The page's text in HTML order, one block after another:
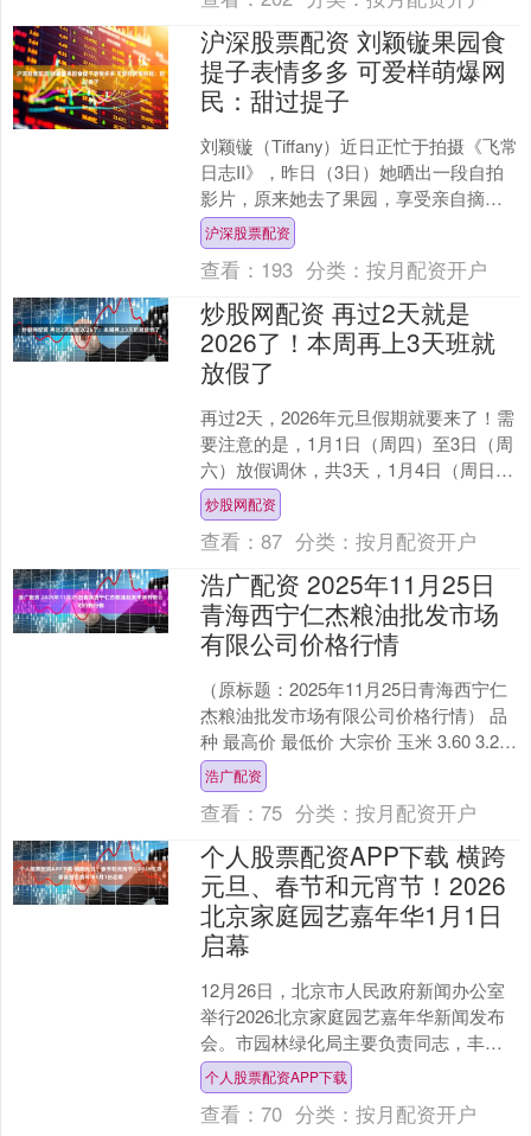
沪深股票配资 刘颖镟果园食
提子表情多多 可爱样萌爆网
民：甜过提子
刘颖镟（Tiffany）近日正忙于拍摄《飞常
日志II》，昨日（3日）她晒出一段自拍
影片，原来她去了果园，享受亲自摘提
子、食提子的乐趣，其可爱样子更萌爆
一众网民，....
沪深股票配资
查看： 193 分类：按月配资开户
炒股网配资 再过2天就是
2026了！本周再上3天班就
放假了
再过2天，2026年元旦假期就要来了！需
要注意的是，1月1日（周四）至3日（周
六）放假调休，共3天，1月4日（周日）
上班。此前，国务院办公厅发布了《关
于2026....
炒股网配资
查看：87 分类：按月配资开户
浩广配资 2025年11月25日
青海西宁仁杰粮油批发市场
有限公司价格行情
（原标题：2025年11月25日青海西宁仁
杰粮油批发市场有限公司价格行情） 品
种 最高价 最低价 大宗价 玉米 3.60 3.20
3.40 特一粉 4.71 ....
浩广配资
查看：75 分类：按月配资开户
个人股票配资APP下载 横跨
元旦、春节和元宵节！2026
北京家庭园艺嘉年华1月1日
启幕
12月26日，北京市人民政府新闻办公室
举行2026北京家庭园艺嘉年华新闻发布
会。市园林绿化局主要负责同志，丰台
区政府主要负责同志，市商务局、昌平
区相关负责同志出....
个人股票配资APP下载
查看：70 分类：按月配资开户